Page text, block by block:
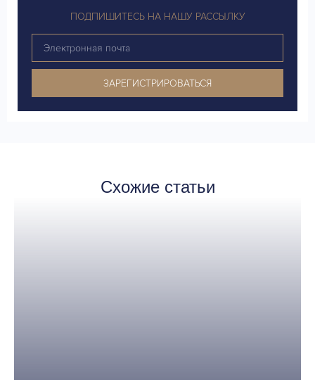
ПОДПИШИТЕСЬ НА НАШУ РАССЫЛКУ
ЗАРЕГИСТРИРОВАТЬСЯ
Схожие статьи